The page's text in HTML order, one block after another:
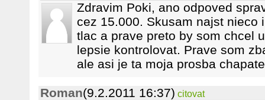
Zdravim Poki, ano odpoved
cez 15.000. Skusam najst nieco
tlac a prave preto by som chcel
lepsie kontrolovat. Prave som
ale asi je ta moja prosba
Roman(9.2.2011 16:37) citovat